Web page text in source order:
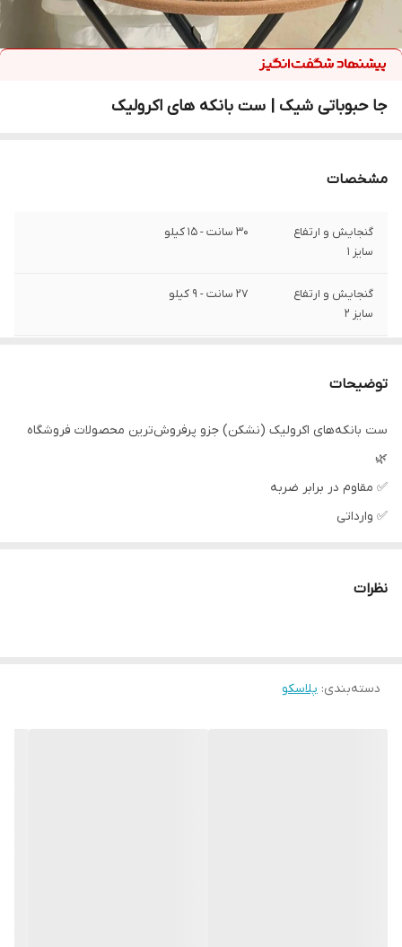
جا حبوباتی شیک | ست بانکه های اکرولیک
مشخصات
گنجایش و ارتفاع
سایز 1
30 سانت - ۱۵ کیلو
گنجایش و ارتفاع
سایز ۲
۲۷ سانت - ۹ کیلو
سایز ۳
سایز ۴
گنجایش و ارتفاع
سایز 5
توضیحات
ست بانکه‌های اکرولیک (نشکن) جزو پرفروش‌ترین محصولات فروشگاه
🌿
✅ مقاوم در برابر ضربه
✅ وارداتی
نظرات
دسته‌بندی: پلاسکو